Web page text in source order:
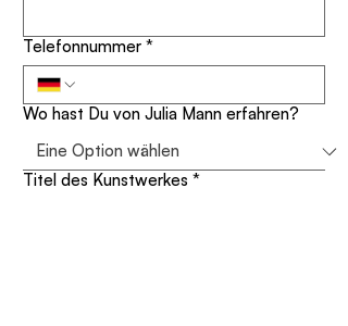
Telefonnummer *
Wo hast Du von Julia Mann erfahren?
Titel des Kunstwerkes *